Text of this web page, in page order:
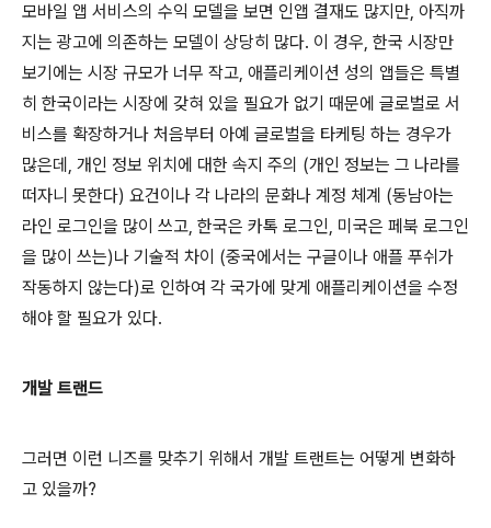
모바일 앱 서비스의 수익 모델을 보면 인앱 결재도 많지만, 아직까
지는 광고에 의존하는 모델이 상당히 많다. 이 경우, 한국 시장만
보기에는 시장 규모가 너무 작고, 애플리케이션 성의 앱들은 특별
히 한국이라는 시장에 갖혀 있을 필요가 없기 때문에 글로벌로 서
비스를 확장하거나 처음부터 아예 글로벌을 타케팅 하는 경우가
많은데, 개인 정보 위치에 대한 속지 주의 (개인 정보는 그 나라를
떠자니 못한다) 요건이나 각 나라의 문화나 계정 체계 (동남아는
라인 로그인을 많이 쓰고, 한국은 카톡 로그인, 미국은 페북 로그인
을 많이 쓰는)나 기술적 차이 (중국에서는 구글이나 애플 푸쉬가
작동하지 않는다)로 인하여 각 국가에 맞게 애플리케이션을 수정
해야 할 필요가 있다.
개발 트랜드
그러면 이런 니즈를 맞추기 위해서 개발 트랜트는 어떻게 변화하
고 있을까?